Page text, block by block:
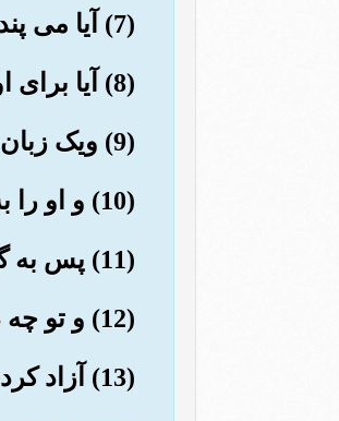
(7) آیا می پندارد هیچ کس او را ندیده است؟
(8) آیا برای او دو چشم قرار ندادیم,
(9) ویک زبان و دولب؟
(10) و او را به دوراه (خیر وشر) را هنمائی کردیم.
(11) پس به گردنۀ (سخت) قدم نگذاشت (ونیامد).
(12) و تو چه دانی گردنۀ (سخت) چیست؟
(13) آزاد کردن برده است.